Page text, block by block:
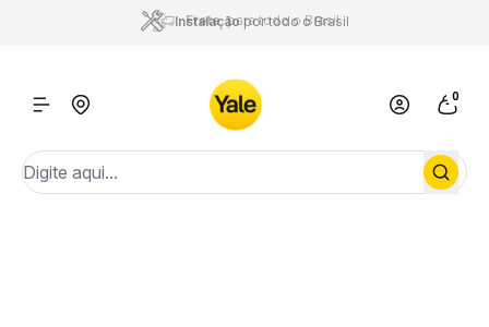
Instalação por todo o Brasil
0